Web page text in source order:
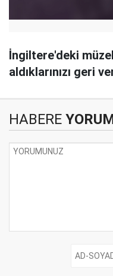
İngiltere'deki
aldıklarınızı geri
HABERE